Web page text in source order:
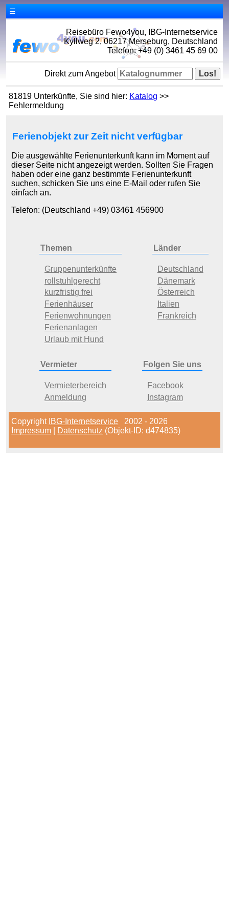
☰
Reisebüro Fewo4you, IBG-Internetservice
Kyllweg 2, 06217 Merseburg, Deutschland
Telefon: +49 (0) 3461 45 69 00
Direkt zum Angebot
81819 Unterkünfte, Sie sind hier: Katalog >>
Fehlermeldung
Ferienobjekt zur Zeit nicht verfügbar
Die ausgewählte Ferienunterkunft kann im Moment auf
dieser Seite nicht angezeigt werden. Sollten Sie Fragen
haben oder eine ganz bestimmte Ferienunterkunft
suchen, schicken Sie uns eine E-Mail oder rufen Sie
einfach an.
Telefon: (Deutschland +49) 03461 456900
Themen
Gruppenunterkünfte
rollstuhlgerecht
kurzfristig frei
Ferienhäuser
Ferienwohnungen
Ferienanlagen
Urlaub mit Hund
Länder
Deutschland
Dänemark
Österreich
Italien
Frankreich
Vermieter
Vermieterbereich
Anmeldung
Folgen Sie uns
Facebook
Instagram
Copyright IBG-Internetservice 2002 - 2026
Impressum
Datenschutz (Objekt-ID: d474835)